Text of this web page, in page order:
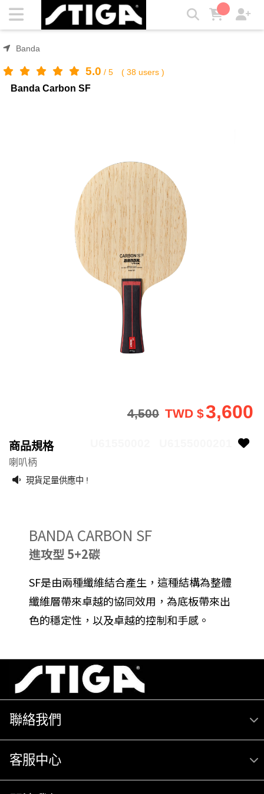
Banda Carbon SF | STIGA
Banda
5.0 / 5 ( 38 users )
Banda Carbon SF
3,600
TWD $
4,500
商品規格
喇叭柄
現貨足量供應中 !
BANDA CARBON SF
進攻型 5+2碳
SF是由兩種纖維結合產生，這種結構為整體
纖維層帶來卓越的協同效用，為底板帶來出
色的穩定性，以及卓越的控制和手感。
聯絡我們
客服中心